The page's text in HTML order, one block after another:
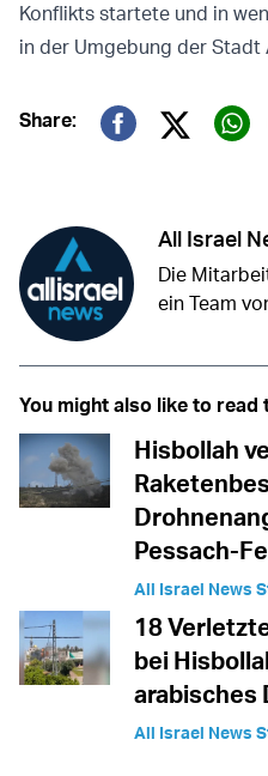
Konflikts startete und in
in der Umgebung der Stadt
Share:
Twitter
All Israel
Die
ein Team
You might also like to read
Hisbollah
Pessach-
All Israel News
18
bei
arabisches
All Israel News